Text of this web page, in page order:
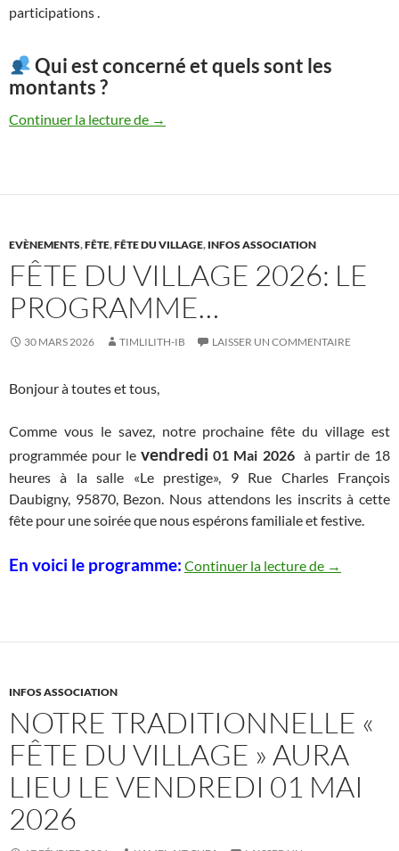
participations .
Qui est concerné et quels sont les
montants ?
Continuer la lecture de Collecte annuelle des participations à la
→
EVÈNEMENTS,FÊTE,FÊTE DU VILLAGE, INFOS ASSOCIATION
FÊTE DU VILLAGE 2026: LE
PROGRAMME…
30 MARS 2026 TIMLILITH-IB LAISSER UN COMMENTAIRE
Bonjour à toutes et tous,
Comme vous le savez, notre prochaine fête du village est
programmée pour levendredi 01 Mai 2026 à partir de 18
heures à la salle «Le prestige», 9 Rue Charles François
Daubigny, 95870, Bezon. Nous attendons les inscrits à cette
fête pour une soirée que nous espérons familiale et festive.
En voici le programme: Continuer la lecture de →
INFOS ASSOCIATION
NOTRE TRADITIONNELLE «
FÊTE DU VILLAGE » AURA
LIEU LE VENDREDI 01 MAI
2026